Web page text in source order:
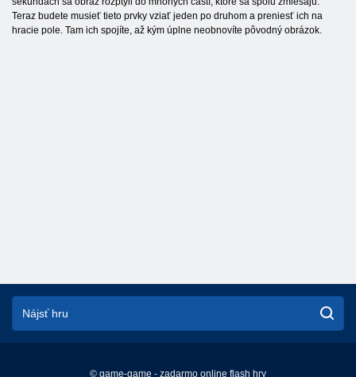
Teraz budete musieť tieto prvky vziať jeden po druhom a preniesť ich na
hracie pole. Tam ich spojíte, až kým úplne neobnovíte pôvodný obrázok.
© game-game - zadarmo online flash hry